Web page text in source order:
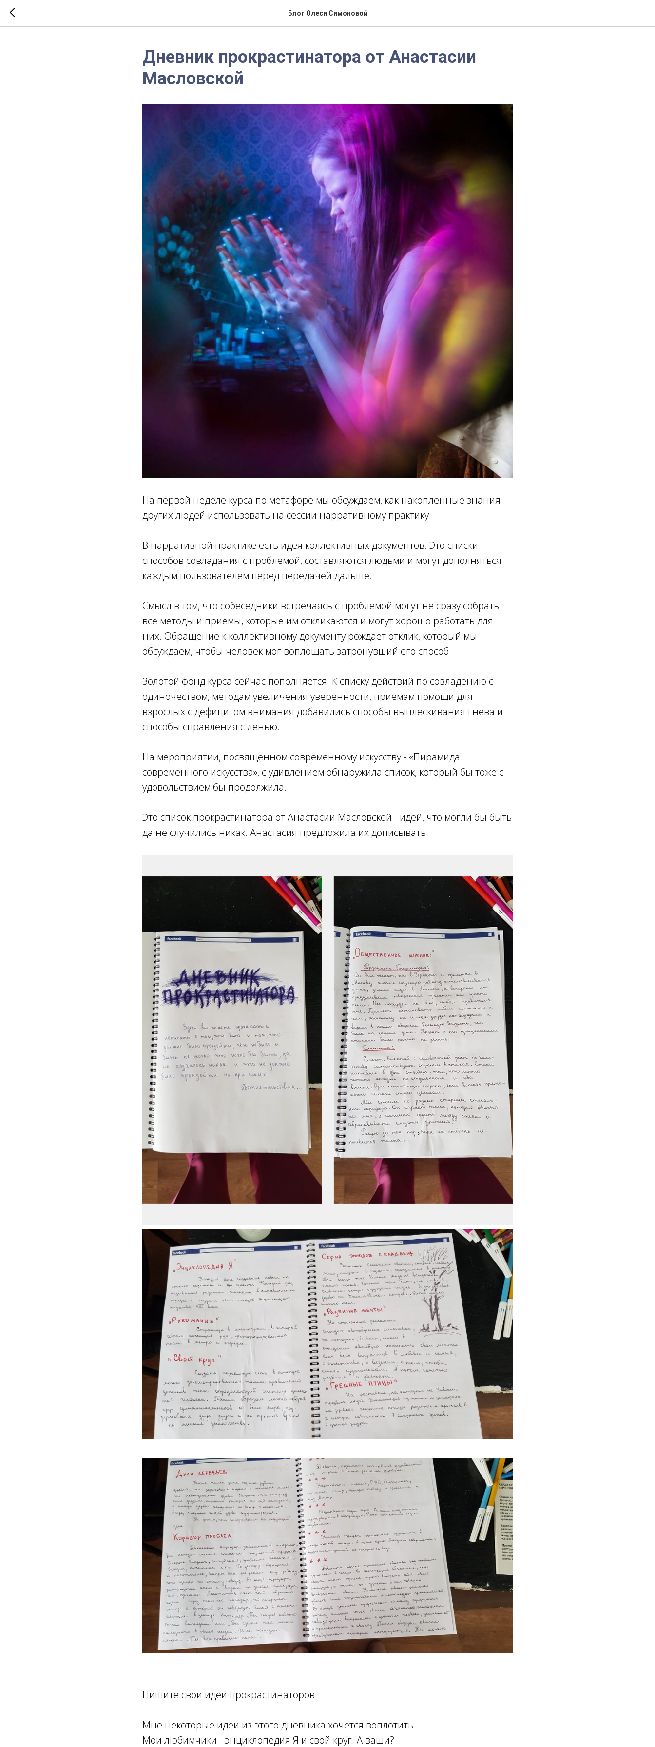
Блог Олеси Симоновой
Дневник прокрастинатора от Анастасии
Масловской
На первой неделе курса по метафоре мы обсуждаем, как накопленные знания
других людей использовать на сессии нарративному практику.
В нарративной практике есть идея коллективных документов. Это списки
способов совладания с проблемой, составляются людьми и могут дополняться
каждым пользователем перед передачей дальше.
Смысл в том, что собеседники встречаясь с проблемой могут не сразу собрать
все методы и приемы, которые им откликаются и могут хорошо работать для
них. Обращение к коллективному документу рождает отклик, который мы
обсуждаем, чтобы человек мог воплощать затронувший его способ.
Золотой фонд курса сейчас пополняется. К списку действий по совладению с
одиночеством, методам увеличения уверенности, приемам помощи для
взрослых с дефицитом внимания добавились способы выплескивания гнева и
способы справления с ленью.
На мероприятии, посвященном современному искусству - «Пирамида
современного искусства», с удивлением обнаружила список, который бы тоже с
удовольствием бы продолжила.
Это список прокрастинатора от Анастасии Масловской - идей, что могли бы быть
да не случились никак. Анастасия предложила их дописывать.
Пишите свои идеи прокрастинаторов.
Мне некоторые идеи из этого дневника хочется воплотить.
Мои любимчики - энциклопедия Я и свой круг. А ваши?